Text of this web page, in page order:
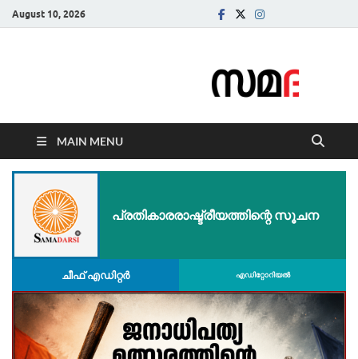
August 10, 2026
MAIN MENU
പ്രതികാരരാഷ്ട്രീയത്തിന്റെ സൂചന
ചീഫ് എഡിറ്റര്‍ എഡിറ്റോറിയല്‍